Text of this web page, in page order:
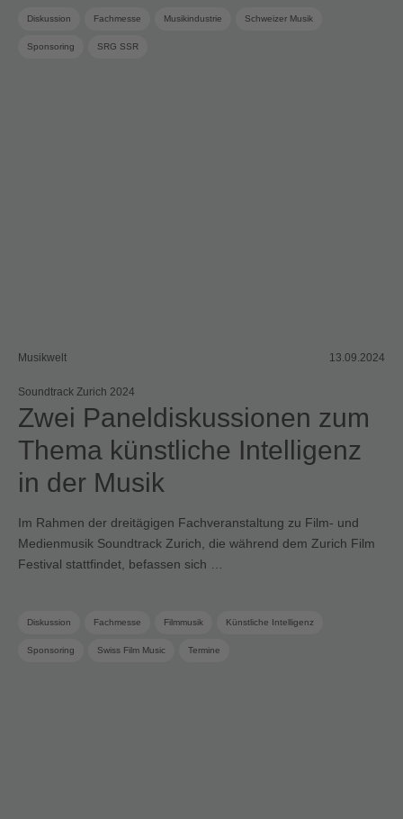
Diskussion Fachmesse Musikindustrie Schweizer Musik
Sponsoring SRG SSR
Musikwelt 13.09.2024
Soundtrack Zurich 2024
Zwei Paneldiskussionen zum
Thema künstliche Intelligenz
in der Musik
Im Rahmen der dreitägigen Fachveranstaltung zu Film- und
Medienmusik Soundtrack Zurich, die während dem Zurich Film
Festival stattfindet, befassen sich …
Diskussion Fachmesse Filmmusik Künstliche Intelligenz
Sponsoring Swiss Film Music Termine